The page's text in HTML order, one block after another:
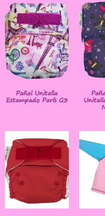
Pañal Unitalla
Estampado París G3